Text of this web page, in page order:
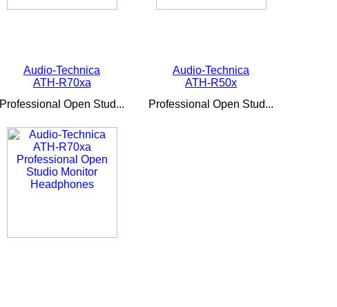
Audio-Technica
ATH-R70xa
Professional Open Stud...
Audio-Technica
ATH-R50x
Professional Open Stud...